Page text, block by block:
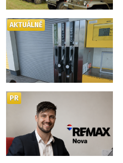
AKTUÁLNĚ
PR